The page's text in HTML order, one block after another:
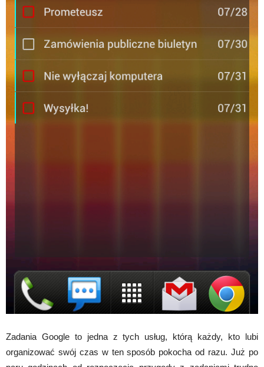
Zadania Google to jedna z tych usług, którą każdy, kto lubi
organizować swój czas w ten sposób pokocha od razu. Już po